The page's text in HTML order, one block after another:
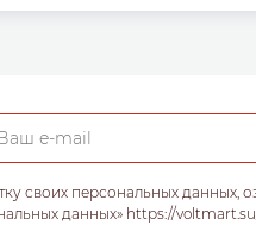
своих персональных
данных» https://